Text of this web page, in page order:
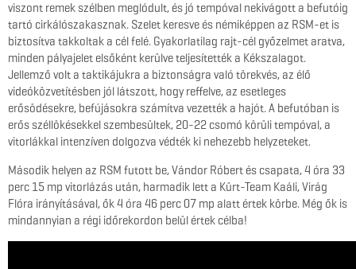
viszont remek szélben meglódult, és jó tempóval nekivágott a befutóig
tartó cirkálószakasznak. Szelet keresve és némiképpen az RSM-et is
biztosítva takkoltak a cél felé. Gyakorlatilag rajt-cél győzelmet aratva,
minden pályajelet elsőként kerülve teljesítették a Kékszalagot.
Jellemző volt a taktikájukra a biztonságra való törekvés, az élő
videóközvetítésben jól látszott, hogy reffelve, az esetleges
erősödésekre, befújásokra számítva vezették a hajót. A befutóban is
erős széllökésekkel szembesültek, 20-22 csomó körüli tempóval, a
vitorlákkal intenzíven dolgozva védték ki nehezebb helyzeteket.
Második helyen az RSM futott be, Vándor Róbert és csapata, 4 óra 33
perc 15 mp vitorlázás után, harmadik lett a Kürt-Team Kaáli, Virág
Flóra irányításával, ők 4 óra 46 perc 07 mp alatt értek körbe. Még ők is
mindannyian a régi időrekordon belül értek célba!